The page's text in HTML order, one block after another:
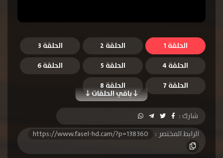
الحلقة 1 الحلقة 2
الحلقة 3
الحلقة 4
الحلقة 5 الحلقة 6
باقي الحلقات
الحلقة 7 الحلقة 8
شارك :
الرابط المختصر :
https://www.fasel-hd.cam/?p=138360